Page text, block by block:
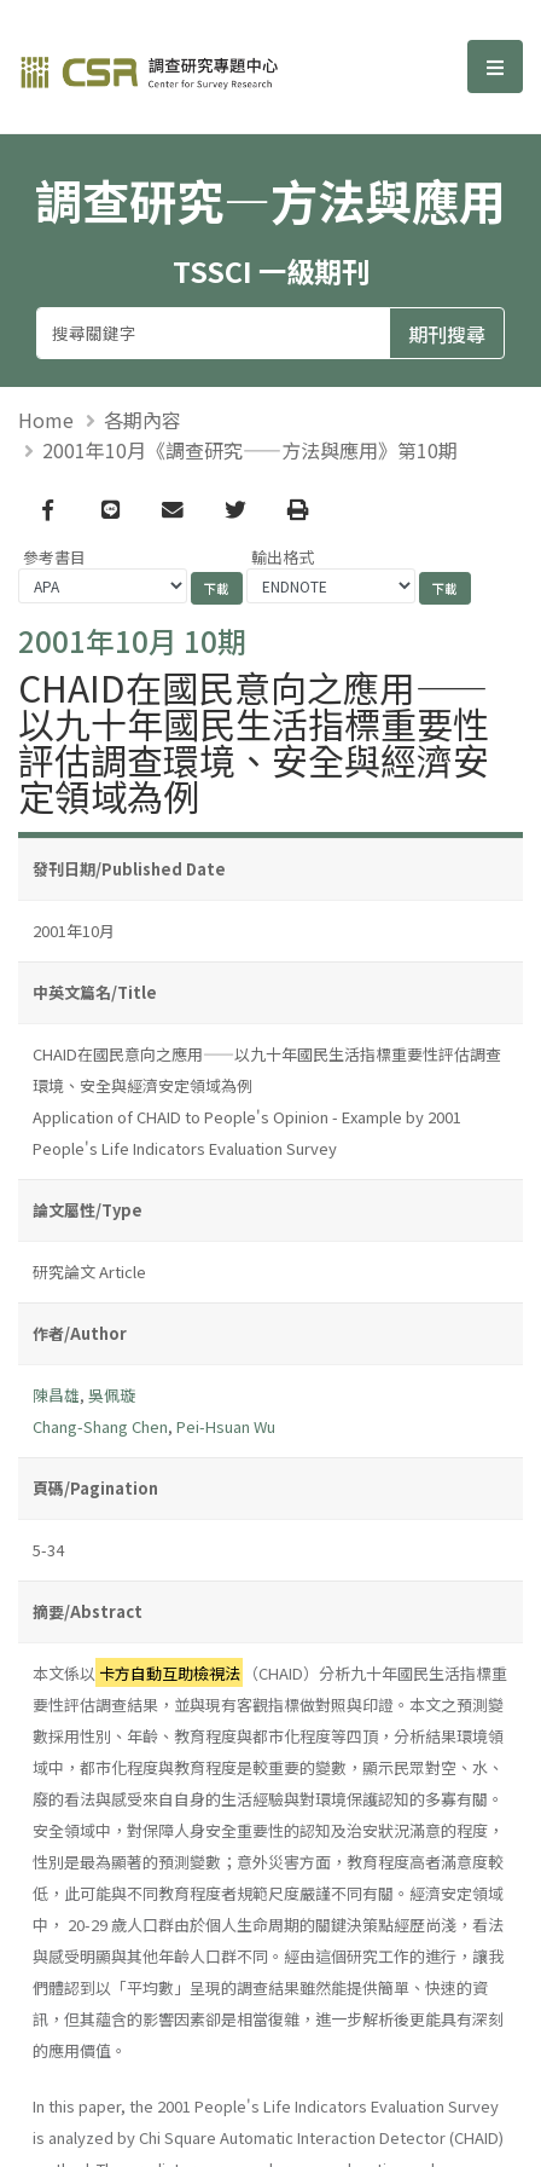
調查研究—方法與應用期刊 選
調查研究—方法與應用
TSSCI 一級期刊
Home
各期內容
2001年10月《調查研究——方法與應用》第10期
Facebook
line email TwitterPrint
參考書目 輸出格式
2001年10月 10期
CHAID在國民意向之應用——
以九十年國民生活指標重要性
評估調查環境、安全與經濟安
定領域為例
發刊日期/Published Date
2001年10月
中英文篇名/Title
CHAID在國民意向之應用——以九十年國民生活指標重要性評估調查
環境、安全與經濟安定領域為例
Application of CHAID to People's Opinion - Example by 2001
People's Life Indicators Evaluation Survey
論文屬性/Type
研究論文 Article
作者/Author
陳昌雄, 吳佩璇
Chang-Shang Chen, Pei-Hsuan Wu
頁碼/Pagination
5-34
摘要/Abstract
本文係以 卡方自動互助檢視法
（CHAID）分析九十年國民生活指標重
要性評估調查結果，並與現有客觀指標做對照與印證。本文之預測變
數採用性別、年齡、教育程度與都市化程度等四頂，分析結果環境領
域中，都市化程度與教育程度是較重要的變數，顯示民眾對空、水、
廢的看法與感受來自自身的生活經驗與對環境保護認知的多寡有關。
安全領域中，對保障人身安全重要性的認知及治安狀況滿意的程度，
性別是最為顯著的預測變數；意外災害方面，教育程度高者滿意度較
低，此可能與不同教育程度者規範尺度嚴謹不同有關。經濟安定領域
中， 20-29 歲人口群由於個人生命周期的關鍵決策點經歷尚淺，看法
與感受明顯與其他年齡人口群不同。經由這個研究工作的進行，讓我
們體認到以「平均數」呈現的調查結果雖然能提供簡單、快速的資
訊，但其蘊含的影響因素卻是相當復雜，進一步解析後更能具有深刻
的應用價值。
In this paper, the 2001 People's Life Indicators Evaluation Survey
is analyzed by Chi Square Automatic Interaction Detector (CHAID)